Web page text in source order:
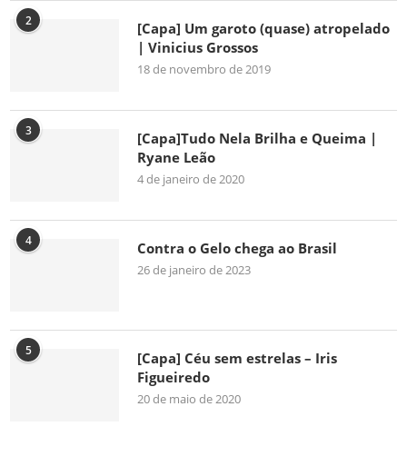
2
[Capa] Um garoto (quase) atropelado
| Vinicius Grossos
18 de novembro de 2019
3
[Capa]Tudo Nela Brilha e Queima |
Ryane Leão
4 de janeiro de 2020
4 Contra o Gelo chega ao Brasil
26 de janeiro de 2023
5
[Capa] Céu sem estrelas – Iris
Figueiredo
20 de maio de 2020